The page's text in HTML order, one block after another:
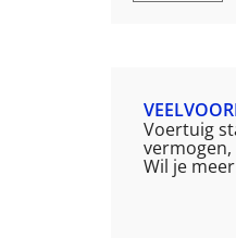
Voertuig
Wil je